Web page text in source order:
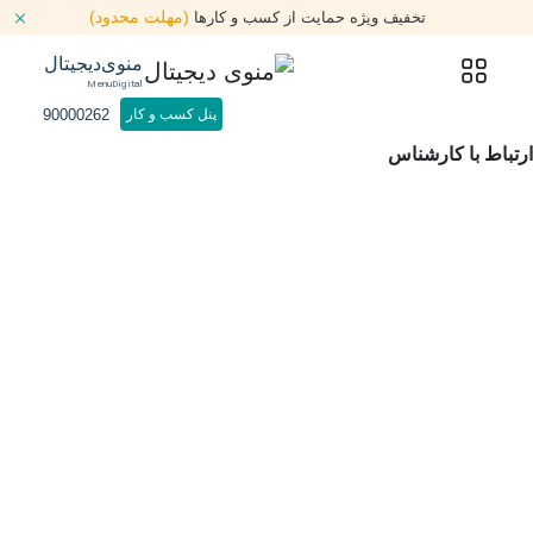
تخفیف ویژه حمایت از کسب و کارها (مهلت محدود)
منوی‌دیجیتال
MenuDigital
پنل کسب و کار
90000262
ارتباط با کارشناس